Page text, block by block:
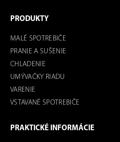
PRODUKTY
MALÉ SPOTREBIČE
PRANIE A SUŠENIE
CHLADENIE
UMÝVAČKY RIADU
VARENIE
VSTAVANÉ SPOTREBIČE
PRAKTICKÉ INFORMÁCIE